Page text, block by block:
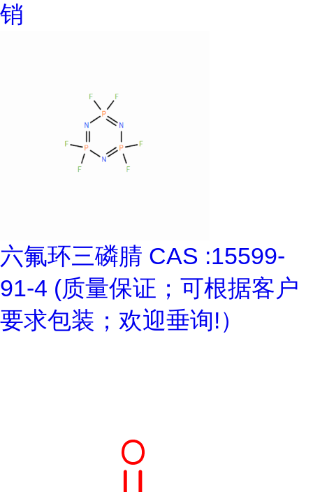
销
六氟环三磷腈 CAS :15599-
91-4 (质量保证；可根据客户
要求包装；欢迎垂询!）